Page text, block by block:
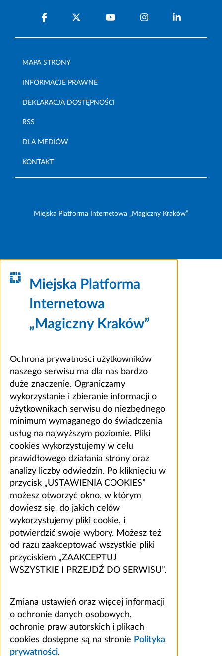
MAPA STRONY
INFORMACJE PRAWNE
DEKLARACJA DOSTĘPNOŚCI
RSS
DLA MEDIÓW
KONTAKT
Miejska Platforma Internetowa „Magiczny Kraków”
Miejska Platforma
Internetowa
„Magiczny Kraków”
Ochrona prywatności użytkowników
naszego serwisu ma dla nas bardzo
duże znaczenie. Ograniczamy
wykorzystanie i zbieranie informacji o
użytkownikach serwisu do niezbędnego
minimum wymaganego do świadczenia
usług na najwyższym poziomie. Pliki
cookies wykorzystujemy w celu
prawidłowego działania strony oraz
analizy liczby odwiedzin. Po kliknięciu w
przycisk „USTAWIENIA COOKIES”
możesz otworzyć okno, w którym
dowiesz się, do jakich celów
wykorzystujemy pliki cookie, i
potwierdzić swoje wybory. Możesz też
od razu zaakceptować wszystkie pliki
przyciskiem „ZAAKCEPTUJ
WSZYSTKIE I PRZEJDŹ DO SERWISU”.
Zmiana ustawień oraz więcej informacji
o ochronie danych osobowych,
ochronie praw autorskich i plikach
cookies dostępne są na stronie Polityka
prywatności.